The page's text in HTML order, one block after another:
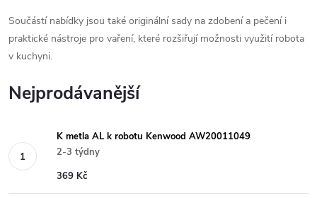
Součástí nabídky jsou také originální sady na zdobení a pečení i
praktické nástroje pro vaření, které rozšiřují možnosti využití robota
v kuchyni.
Nejprodávanější
K metla AL k robotu Kenwood AW20011049
2-3 týdny
369 Kč